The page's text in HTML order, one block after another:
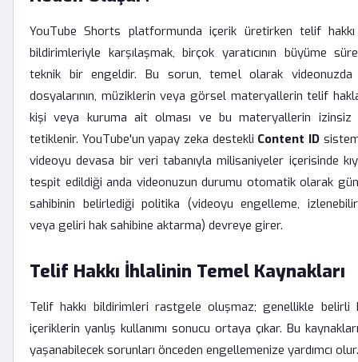
YouTube Shorts platformunda içerik üretirken telif
bildirimleriyle karşılaşmak, birçok yaratıcının büyüme
teknik bir engeldir. Bu sorun, temel olarak
dosyalarının, müziklerin veya görsel materyallerin telif
kişi veya kuruma ait olması ve bu materyallerin izinsiz
tetiklenir. YouTube'un yapay zeka destekli Content ID
videoyu devasa bir veri tabanıyla milisaniyeler içerisinde
tespit edildiği anda videonuzun durumu otomatik olarak
sahibinin belirlediği politika (videoyu engelleme,
veya geliri hak sahibine aktarma) devreye girer.
Telif Hakkı İhlalinin Temel Kaynakları
Telif hakkı bildirimleri rastgele oluşmaz; genellikle belirli
içeriklerin yanlış kullanımı sonucu ortaya çıkar. Bu
yaşanabilecek sorunları önceden engellemenize yardımcı olur.